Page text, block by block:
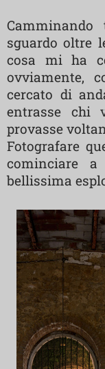
sguardo oltre
cosa mi ha
ovviamente,
cercato di
entrasse chi
provasse
Fotografare
cominciare
bellissima